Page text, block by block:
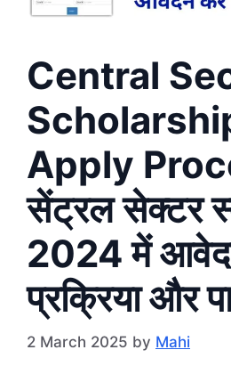
Central
Apply
सेंट्रल सेक्टर
2024 में
प्रक्रिया और
2 March 2025 by Mahi